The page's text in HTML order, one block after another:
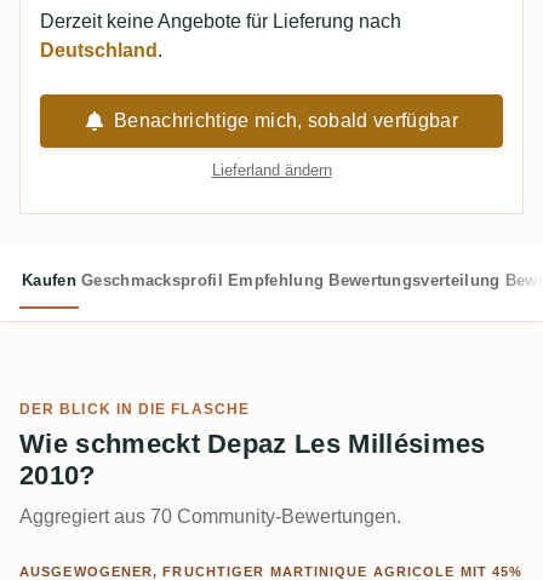
Derzeit keine Angebote für Lieferung nach
Deutschland .
Benachrichtige mich, sobald verfügbar
Lieferland ändern
Kaufen Geschmacksprofil Empfehlung Bewertungsverteilung
DER BLICK IN DIE FLASCHE
Wie schmeckt Depaz Les Millésimes
2010?
Aggregiert aus 70 Community-Bewertungen.
AUSGEWOGENER, FRUCHTIGER MARTINIQUE AGRICOLE MIT 45%